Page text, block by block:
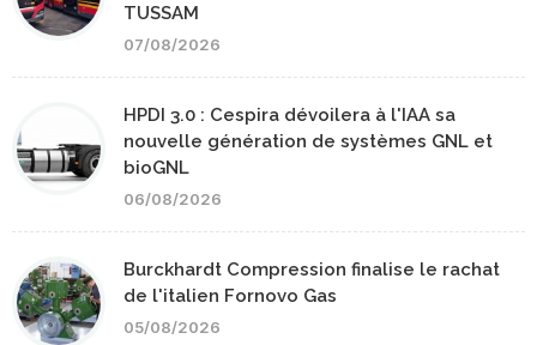
TUSSAM
07/08/2026
HPDI 3.0 : Cespira dévoilera à l'IAA sa
nouvelle génération de systèmes GNL et
bioGNL
06/08/2026
Burckhardt Compression finalise le rachat
de l'italien Fornovo Gas
05/08/2026